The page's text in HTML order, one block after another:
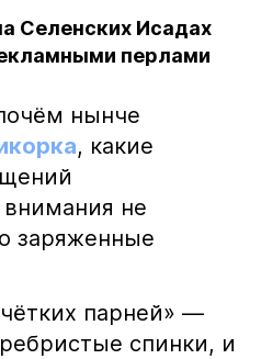
Селенских Исадах
перлами
нынче
, какие
не
заряженные
парней» —
спинки, и